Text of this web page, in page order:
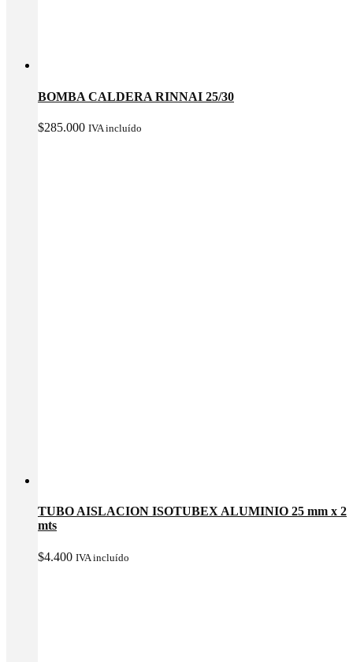
BOMBA CALDERA RINNAI 25/30
$285.000 IVA incluído
TUBO AISLACION ISOTUBEX ALUMINIO 25 mm x 2
mts
$4.400 IVA incluído